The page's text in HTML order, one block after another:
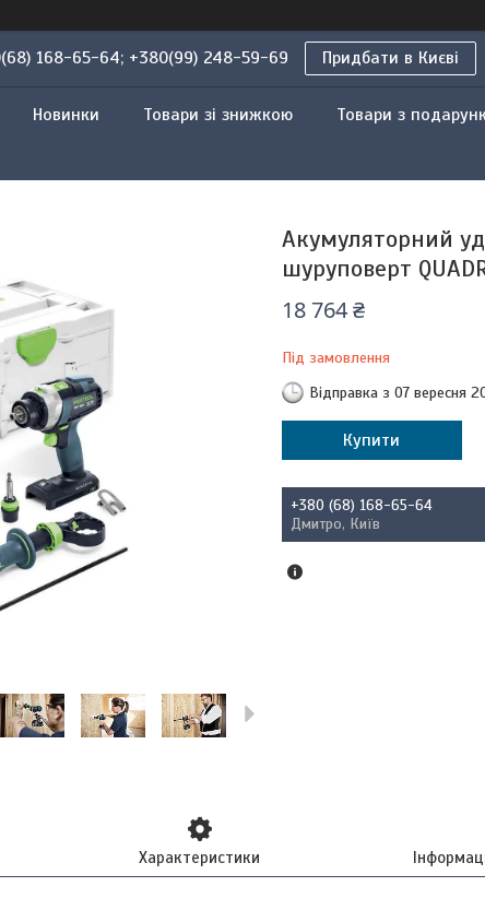
168-65-64; +380(99) 248-59-69 Придбати в Києві
Новинки Товари зі знижкою
Товари з
Акумуляторний
шуруповерт
18 764 ₴
Під замовлення
Відправка з 07 вересня
Купити
+380 (68) 168-65-64
Дмитро, Київ
Характеристики